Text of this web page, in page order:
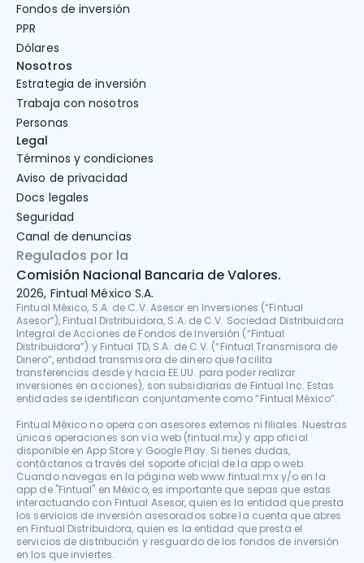
Fondos de inversión
PPR
Dólares
Nosotros
Estrategia de inversión
Trabaja con nosotros
Personas
Legal
Términos y condiciones
Aviso de privacidad
Docs legales
Seguridad
Canal de denuncias
Regulados por la
Comisión Nacional Bancaria de Valores.
2026, Fintual México S.A.
Fintual México, S.A. de C.V. Asesor en Inversiones (“Fintual
Asesor”), Fintual Distribuidora, S.A. de C.V. Sociedad Distribuidora
Integral de Acciones de Fondos de Inversión (“Fintual
Distribuidora”) y Fintual TD, S.A. de C.V. (“Fintual Transmisora de
Dinero”, entidad transmisora de dinero que facilita
transferencias desde y hacia EE.UU. para poder realizar
inversiones en acciones), son subsidiarias de Fintual Inc. Estas
entidades se identifican conjuntamente como “Fintual México”.
Fintual México no opera con asesores externos ni filiales. Nuestras
únicas operaciones son vía web (fintual.mx) y app oficial
disponible en App Store y Google Play. Si tienes dudas,
contáctanos a través del soporte oficial de la app o web.
Cuando navegas en la página web www.fintual.mx y/o en la
app de "Fintual" en México, es importante que sepas que estas
interactuando con Fintual Asesor, quien es la entidad que presta
los servicios de inversión asesorados sobre la cuenta que abres
en Fintual Distribuidora, quien es la entidad que presta el
servicios de distribución y resguardo de los fondos de inversión
en los que inviertes.